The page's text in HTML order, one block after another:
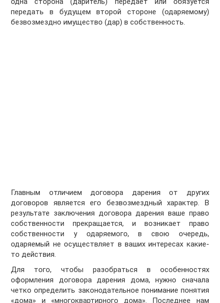
передать в будущем второй стороне (одаряемому)
безвозмездно имущество (дар) в собственность.
Главным отличием договора дарения от других
договоров является его безвозмездный характер. В
результате заключения договора дарения ваше право
собственности прекращается, и возникает право
собственности у одаряемого, в свою очередь,
одаряемый не осуществляет в ваших интересах какие-
то действия.
Для того, чтобы разобраться в особенностях
оформления договора дарения дома, нужно сначала
четко определить законодательное понимание понятия
«дома» и «многоквартирного дома». Последнее нам